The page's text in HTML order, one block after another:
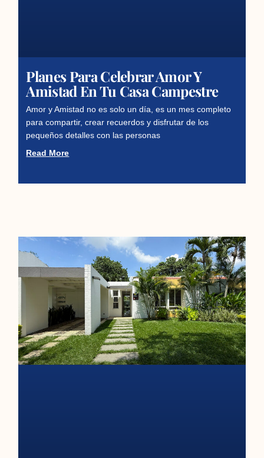
Planes Para Celebrar Amor Y
Amistad En Tu Casa Campestre
Amor y Amistad no es solo un día, es un mes completo
para compartir, crear recuerdos y disfrutar de los
pequeños detalles con las personas
Read More